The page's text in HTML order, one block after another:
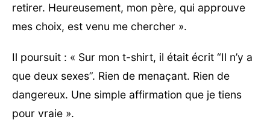
retirer. Heureusement, mon père, qui approuve
mes choix, est venu me chercher ».
Il poursuit : « Sur mon t-shirt, il était écrit “Il n’y a
que deux sexes”. Rien de menaçant. Rien de
dangereux. Une simple affirmation que je tiens
pour vraie ».